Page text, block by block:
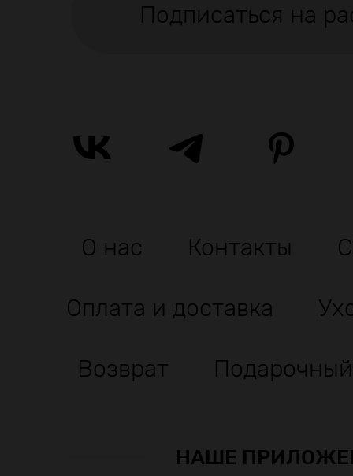
Подписаться на
О нас Контакты
Оплата и доставка
Возврат
НАШЕ